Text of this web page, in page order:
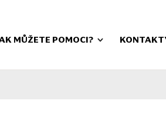
MŮŽETE POMOCI?